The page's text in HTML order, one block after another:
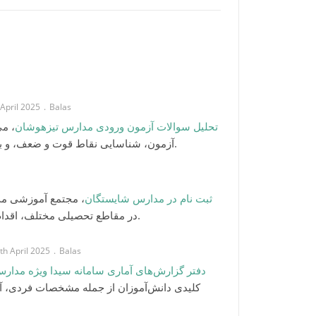
April 2025 Balas
تحلیل سوالات آزمون ورودی مدارس تیزهوشان،
آزمون، شناسایی نقاط قوت و ضعف، و برنامه‌ریزی مناسب برای آمادگی در آزمون کمک کند.
ثبت نام در مدارس شایستگان، مجتمع آموزشی
در مقاطع تحصیلی مختلف، اقدام به آغاز ثبت نام در مدارس شایستگان نموده است.
13th April 2025 Balas
دفتر گزارش‌های آماری سامانه سیدا ویژه
کلیدی دانش‌آموزان از جمله مشخصات فردی،